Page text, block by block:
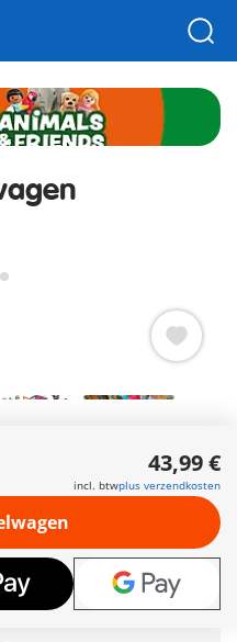
plekje vindt voor een
en de ringstaartmaki
comfortabel gemaakt. De
zijn vrienden en de koala's
een schaduwrijk
kunnen niet
te gaan door de wereld
beleef samen veel plezier!
43,99 €
incl. btwplus verzendkosten